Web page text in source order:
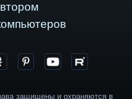
защищены и охраняются в